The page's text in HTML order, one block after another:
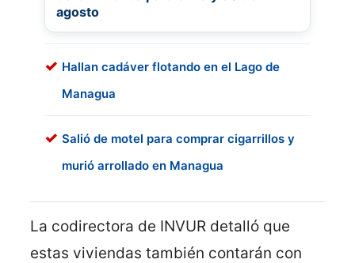
agosto
Hallan cadáver flotando en el Lago de
Managua
Salió de motel para comprar cigarrillos y
murió arrollado en Managua
La codirectora de INVUR detalló que
estas viviendas también contarán con